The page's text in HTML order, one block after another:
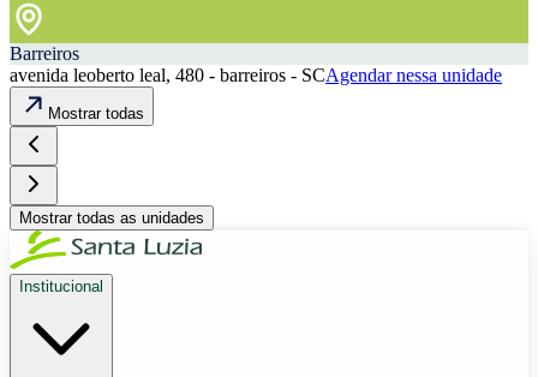
Barreiros
avenida leoberto leal, 480 - barreiros - SCAgendar nessa unidade
Mostrar todas
Mostrar todas as unidades
Institucional